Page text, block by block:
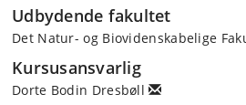
Udbydende fakultet
Det Natur- og Biovidenskabelige
Kursusansvarlig
Dorte Bodin Dresbøll